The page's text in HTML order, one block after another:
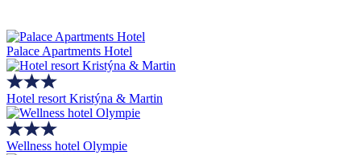
Palace Apartments Hotel
Hotel resort Kristýna & Martin
Wellness hotel Olympie